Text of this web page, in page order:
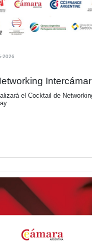
la 19ª
Seguro”
a apoyar esta
Test” en la que se
La edición 2026
años.